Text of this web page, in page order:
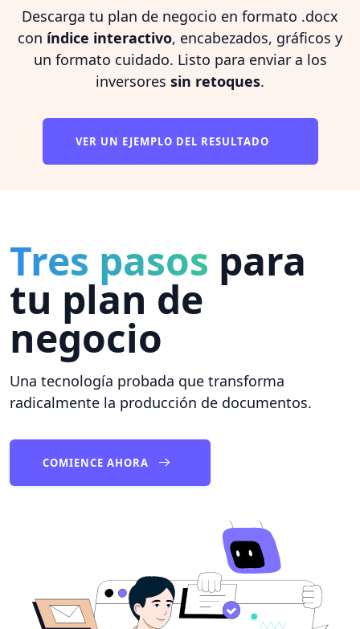
Descarga tu plan de negocio en formato .docx
con índice interactivo, encabezados, gráficos y
un formato cuidado. Listo para enviar a los
inversores sin retoques.
VER UN EJEMPLO DEL RESULTADO
Tres pasos para
tu plan de
negocio
Una tecnología probada que transforma
radicalmente la producción de documentos.
COMIENCE AHORA